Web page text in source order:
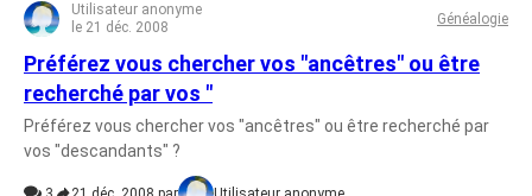
Utilisateur anonyme
le 21 déc. 2008
Généalogie
Préférez vous chercher vos "ancêtres" ou être
recherché par vos "
Préférez vous chercher vos "ancêtres" ou être recherché par
vos "descandants" ?